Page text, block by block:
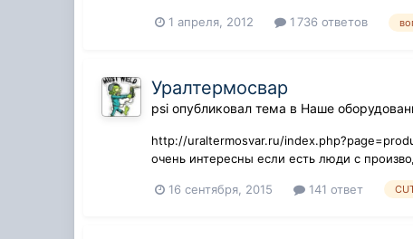
1 апреля, 2012 1 736 ответов
Уралтермосвар
psi опубликовал тема в Наше
http://uraltermosvar.ru/
очень интересны если есть люди с
16 сентября, 2015 141 ответ